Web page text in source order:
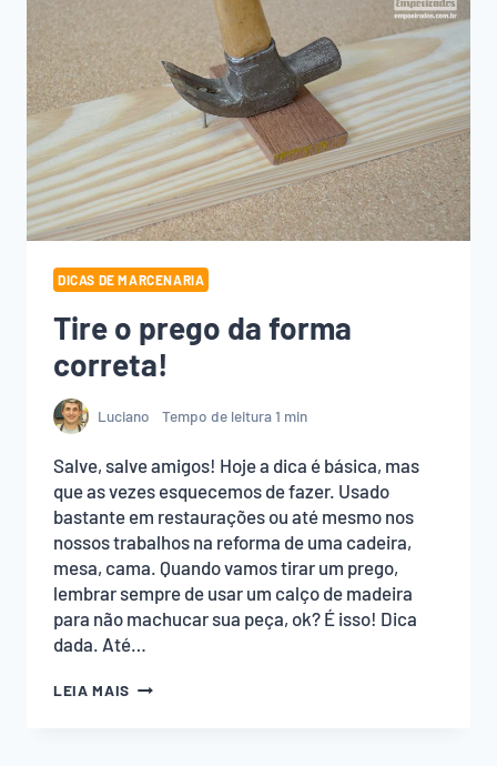
DICAS DE MARCENARIA
Tire o prego da forma
correta!
Luciano Tempo de leitura1 min
Salve, salve amigos! Hoje a dica é básica, mas
que as vezes esquecemos de fazer. Usado
bastante em restaurações ou até mesmo nos
nossos trabalhos na reforma de uma cadeira,
mesa, cama. Quando vamos tirar um prego,
lembrar sempre de usar um calço de madeira
para não machucar sua peça, ok? É isso! Dica
dada. Até…
LEIA MAIS TIRE